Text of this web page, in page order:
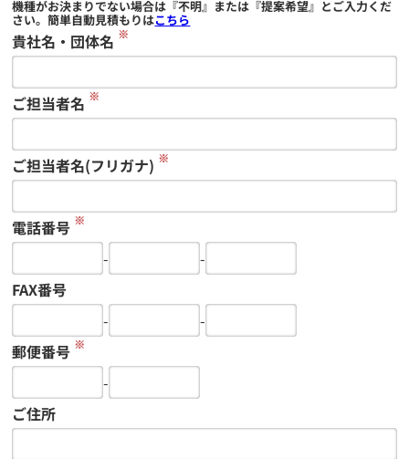
機種がお決まりでない場合は『不明』または『提案希望』とご入力くだ
さい。簡単自動見積もりはこちら
貴社名・団体名 ※
ご担当者名 ※
ご担当者名(フリガナ) ※
電話番号 ※
-
-
FAX番号
-
-
郵便番号 ※
-
ご住所